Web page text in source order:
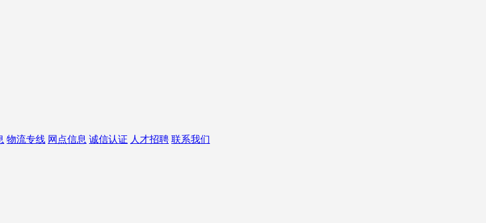
物流专线 网点信息 诚信认证 人才招聘 联系我们